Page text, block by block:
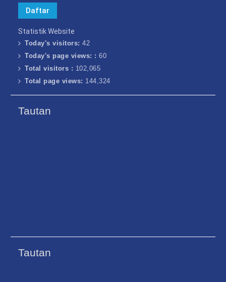
Statistik Website
Today's visitors:42
Today's page views: :60
Total visitors : 102,065
Total page views: 144,324
Tautan
Tautan